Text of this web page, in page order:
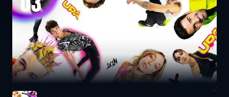
03